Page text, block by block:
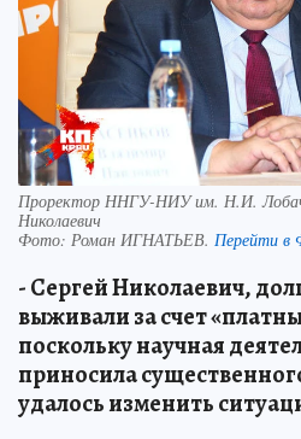
Проректор ННГУ-НИУ им. Н.И.
Николаевич
Фото: Роман ИГНАТЬЕВ. Перейти в
- Сергей Николаевич,
выживали за счет
поскольку научная
приносила
удалось изменить